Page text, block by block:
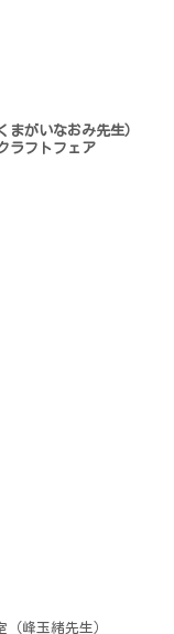
まがいなおみ先生）
ラフトフェア
（峰玉緒先生）